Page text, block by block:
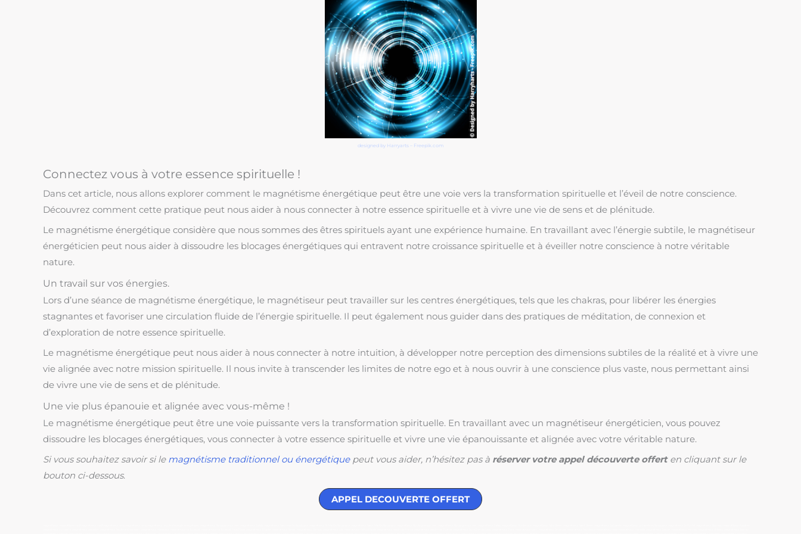
designed by Harryarts – Freepik.com
Connectez vous à votre essence spirituelle !
Dans cet article, nous allons explorer comment le magnétisme énergétique peut être une voie vers la transformation spirituelle et l’éveil de notre conscience.
Découvrez comment cette pratique peut nous aider à nous connecter à notre essence spirituelle et à vivre une vie de sens et de plénitude.
Le magnétisme énergétique considère que nous sommes des êtres spirituels ayant une expérience humaine. En travaillant avec l’énergie subtile, le magnétiseur
énergéticien peut nous aider à dissoudre les blocages énergétiques qui entravent notre croissance spirituelle et à éveiller notre conscience à notre véritable
nature.
Un travail sur vos énergies.
Lors d’une séance de magnétisme énergétique, le magnétiseur peut travailler sur les centres énergétiques, tels que les chakras, pour libérer les énergies
stagnantes et favoriser une circulation fluide de l’énergie spirituelle. Il peut également nous guider dans des pratiques de méditation, de connexion et
d’exploration de notre essence spirituelle.
Le magnétisme énergétique peut nous aider à nous connecter à notre intuition, à développer notre perception des dimensions subtiles de la réalité et à vivre une
vie alignée avec notre mission spirituelle. Il nous invite à transcender les limites de notre ego et à nous ouvrir à une conscience plus vaste, nous permettant ainsi
de vivre une vie de sens et de plénitude.
Une vie plus épanouie et alignée avec vous-même !
Le magnétisme énergétique peut être une voie puissante vers la transformation spirituelle. En travaillant avec un magnétiseur énergéticien, vous pouvez
dissoudre les blocages énergétiques, vous connecter à votre essence spirituelle et vivre une vie épanouissante et alignée avec votre véritable nature.
Si vous souhaitez savoir si le magnétisme traditionnel ou énergétique peut vous aider, n’hésitez pas à réserver votre appel découverte offerten cliquant sur le
bouton ci-dessous.
APPEL DECOUVERTE OFFERT